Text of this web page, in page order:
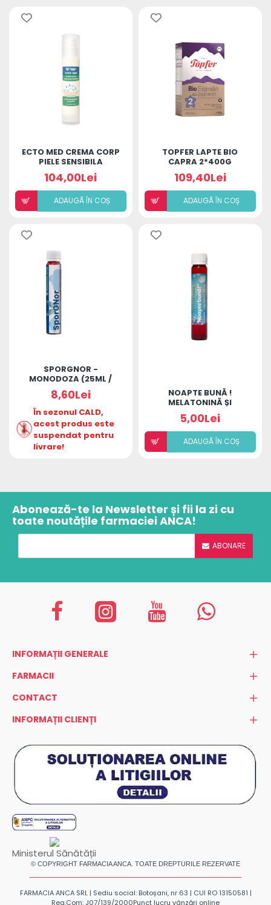
ECTO MED CREMA CORP
PIELE SENSIBILA
ATOPICA 190ML
104,00Lei
ADAUGÃ ÎN COȘ
TOPFER LAPTE BIO
CAPRA 2*400G
109,40Lei
ADAUGÃ ÎN COȘ
SPORGNOR -
MONODOZA (25ML /
FLACON)
8,60Lei
În sezonul CALD,
acest produs este
suspendat pentru
livrare!
NOAPTE BUNĂ !
MELATONINĂ ȘI
TRIPTOFAN
5,00Lei
ADAUGÃ ÎN COȘ
Abonează-te la Newsletter și fii la zi cu
toate noutățile farmaciei ANCA!
ABONARE
INFORMAȚII GENERALE
FARMACII
CONTACT
INFORMAȚII CLIENȚI
Ministerul Sănătății
© COPYRIGHT FARMACIA ANCA. TOATE DREPTURILE REZERVATE
FARMACIA ANCA SRL | Sediu social: Botoșani, nr 63 | CUI RO 13150581 |
Reg.Com: J07/139/2000Punct lucru vânzări online